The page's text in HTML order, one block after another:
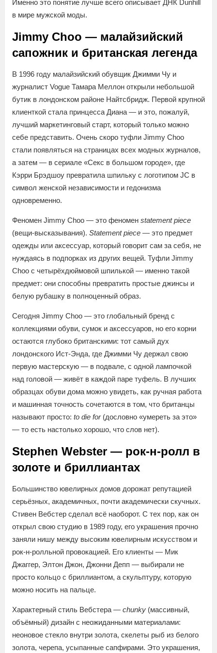
Именно это понятие лучше всего описывает ДНК Dunhill
в мире мужской моды.
Jimmy Choo — малайзийский
сапожник и британская легенда
В 1996 году малайзийский обувщик Джимми Чу и
журналист Vogue Тамара Меллон открыли небольшой
бутик в лондонском районе Найтсбридж. Первой крупной
клиенткой стала принцесса Диана — и это, пожалуй,
лучший маркетинговый старт, который только можно
себе представить. Очень скоро туфли Jimmy Choo
стали появляться на страницах всех модных журналов,
а затем — в сериале «Секс в большом городе», где
Кэрри Брэдшоу превратила шпильку с логотипом JC в
символ женской независимости и гедонизма
одновременно.
Феномен Jimmy Choo — это феномен statement piece
(вещи-высказывания). Statement piece — это предмет
одежды или аксессуар, который говорит сам за себя, не
нуждаясь в подпорках из других вещей. Туфли Jimmy
Choo с четырёхдюймовой шпилькой — именно такой
предмет: они способны превратить простые джинсы и
белую рубашку в полноценный образ.
Сегодня Jimmy Choo — это глобальный бренд с
коллекциями обуви, сумок и аксессуаров, но его корни
остаются глубоко британскими: тот самый дух
лондонского Ист-Энда, где Джимми Чу держал свою
первую мастерскую — в подвале, с одной лампочкой
над головой — живёт в каждой паре туфель. В лучших
образцах обуви дома можно увидеть, как ручная работа
и машинная точность сочетаются в том, что британцы
называют просто: to die for(дословно «умереть за это»
— то есть настолько хорошо, что слов нет).
Stephen Webster — рок-н-ролл в
золоте и бриллиантах
Большинство ювелирных домов дорожат репутацией
серьёзных, академичных, почти академически скучных.
Стивен Вебстер сделал всё наоборот. С тех пор, как он
открыл свою студию в 1989 году, его украшения прочно
заняли нишу между высоким ювелирным искусством и
рок-н-ролльной провокацией. Его клиенты — Мик
Джаггер, Элтон Джон, Джонни Депп — выбирали не
просто кольцо с бриллиантом, а скульптуру, которую
можно носить на пальце.
Характерный стиль Вебстера — chunky (массивный,
объёмный) дизайн с неожиданными материалами:
неоновое стекло внутри золота, скелеты рыб из белого
золота, черепа, усыпанные сапфирами. Это украшения,